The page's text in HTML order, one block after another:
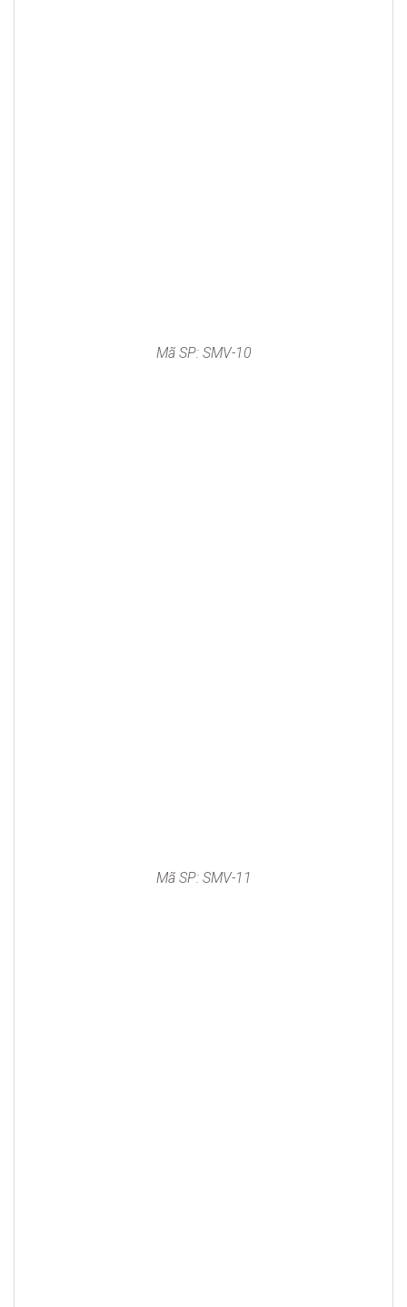
Mã SP: SMV-10
Mã SP: SMV-11